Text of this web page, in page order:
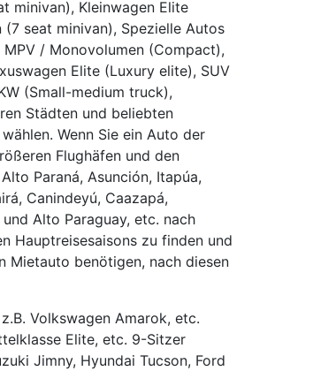
minivan), Kleinwagen Elite
seat minivan), Spezielle Autos
/ Monovolumen (Compact),
Elite (Luxury elite), SUV
(Small-medium truck),
Städten und beliebten
Wenn Sie ein Auto der
Flughäfen und den
Paraná, Asunción, Itapúa,
Canindeyú, Caazapá,
Alto Paraguay, etc. nach
Hauptreisesaisons zu finden und
Mietauto benötigen, nach diesen
Volkswagen Amarok, etc.
Elite, etc. 9-Sitzer
Jimny, Hyundai Tucson, Ford